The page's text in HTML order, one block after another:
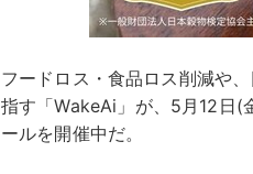
フードロス・食品ロス削減や
指す「WakeAi」が、5月12日(
ールを開催中だ。